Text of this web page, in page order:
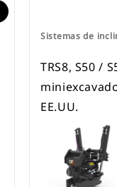
Sistemas de
TRS8, S50 /
EE.UU.